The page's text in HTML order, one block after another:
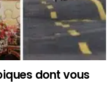
dont vous